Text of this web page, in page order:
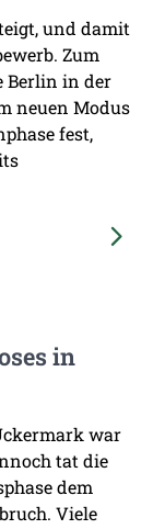
und damit
Zum
Berlin in der
neuen Modus
fest,
in
war
tat die
dem
Viele